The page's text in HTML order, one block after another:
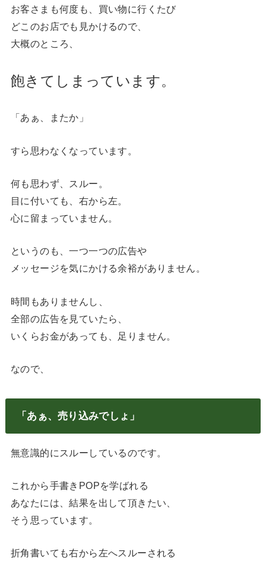
お客さまも何度も、買い物に行くたび
どこのお店でも見かけるので、
大概のところ、
飽きてしまっています。
「あぁ、またか」
すら思わなくなっています。
何も思わず、スルー。
目に付いても、右から左。
心に留まっていません。
というのも、一つ一つの広告や
メッセージを気にかける余裕がありません。
時間もありませんし、
全部の広告を見ていたら、
いくらお金があっても、足りません。
なので、
「あぁ、売り込みでしょ」
無意識的にスルーしているのです。
これから手書きPOPを学ばれる
あなたには、結果を出して頂きたい、
そう思っています。
折角書いても右から左へスルーされる